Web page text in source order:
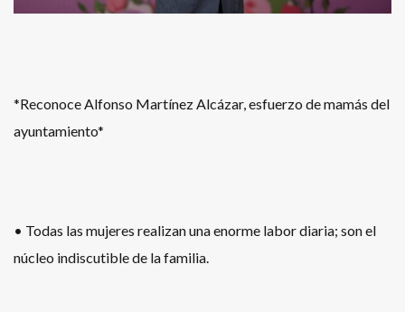
*Reconoce Alfonso Martínez Alcázar, esfuerzo de mamás del
ayuntamiento*
• Todas las mujeres realizan una enorme labor diaria; son el
núcleo indiscutible de la familia.